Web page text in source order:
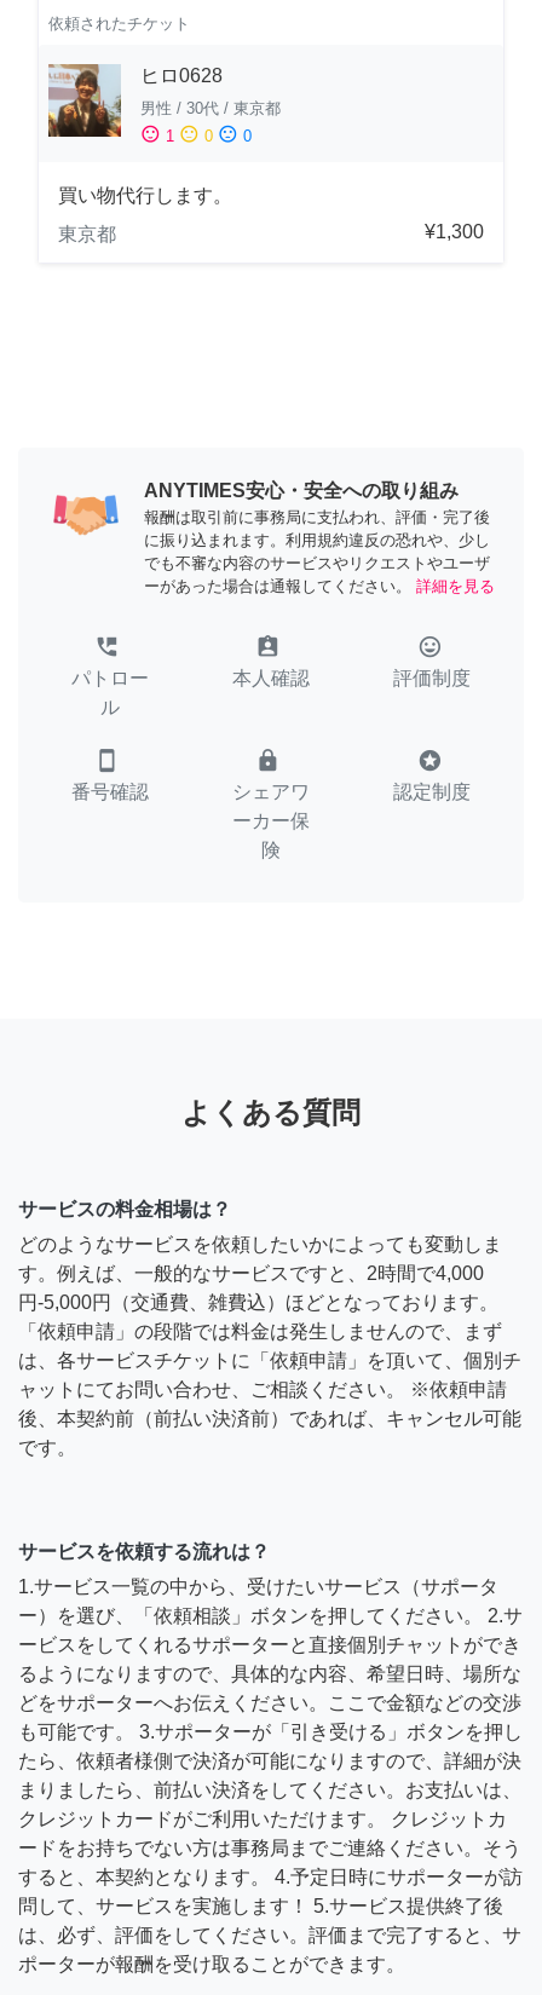
依頼されたチケット
ヒロ0628
男性 / 30代 / 東京都
sentiment_satisfied 1 sentiment_neutral 0 sentiment_dissatisfied 0
買い物代行します。
東京都
¥1,300
ANYTIMES安心・安全への取り組み
報酬は取引前に事務局に支払われ、評価・完了後
に振り込まれます。利用規約違反の恐れや、少し
でも不審な内容のサービスやリクエストやユーザ
ーがあった場合は通報してください。
詳細を見る
perm_phone_msg
パトロー
ル
assignment_ind
本人確認
tag_faces
評価制度
smartphone
番号確認
lock
シェアワ
ーカー保
険
stars
認定制度
よくある質問
サービスの料金相場は？
どのようなサービスを依頼したいかによっても変動しま
す。例えば、一般的なサービスですと、2時間で4,000
円-5,000円（交通費、雑費込）ほどとなっております。
「依頼申請」の段階では料金は発生しませんので、まず
は、各サービスチケットに「依頼申請」を頂いて、個別チ
ャットにてお問い合わせ、ご相談ください。 ※依頼申請
後、本契約前（前払い決済前）であれば、キャンセル可能
です。
サービスを依頼する流れは？
1.サービス一覧の中から、受けたいサービス（サポータ
ー）を選び、「依頼相談」ボタンを押してください。 2.サ
ービスをしてくれるサポーターと直接個別チャットができ
るようになりますので、具体的な内容、希望日時、場所な
どをサポーターへお伝えください。ここで金額などの交渉
も可能です。 3.サポーターが「引き受ける」ボタンを押し
たら、依頼者様側で決済が可能になりますので、詳細が決
まりましたら、前払い決済をしてください。お支払いは、
クレジットカードがご利用いただけます。 クレジットカ
ードをお持ちでない方は事務局までご連絡ください。そう
すると、本契約となります。 4.予定日時にサポーターが訪
問して、サービスを実施します！ 5.サービス提供終了後
は、必ず、評価をしてください。評価まで完了すると、サ
ポーターが報酬を受け取ることができます。